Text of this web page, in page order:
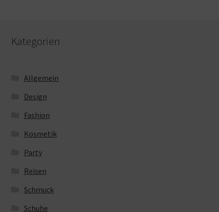
Kategorien
Allgemein
Design
Fashion
Kosmetik
Party
Reisen
Schmuck
Schuhe